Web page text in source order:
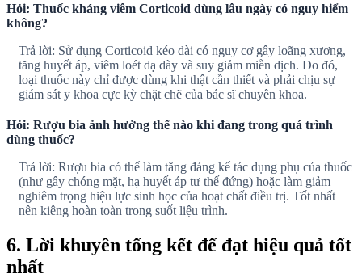
Hỏi: Thuốc kháng viêm Corticoid dùng lâu ngày có nguy hiểm
không?
Trả lời: Sử dụng Corticoid kéo dài có nguy cơ gây loãng xương,
tăng huyết áp, viêm loét dạ dày và suy giảm miễn dịch. Do đó,
loại thuốc này chỉ được dùng khi thật cần thiết và phải chịu sự
giám sát y khoa cực kỳ chặt chẽ của bác sĩ chuyên khoa.
Hỏi: Rượu bia ảnh hưởng thế nào khi đang trong quá trình
dùng thuốc?
Trả lời: Rượu bia có thể làm tăng đáng kể tác dụng phụ của thuốc
(như gây chóng mặt, hạ huyết áp tư thế đứng) hoặc làm giảm
nghiêm trọng hiệu lực sinh học của hoạt chất điều trị. Tốt nhất
nên kiêng hoàn toàn trong suốt liệu trình.
6. Lời khuyên tổng kết để đạt hiệu quả tốt
nhất